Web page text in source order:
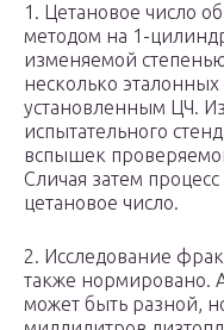
1. Цетановое число
методом на 1-
изменяемой
несколько
установленным ЦЧ.
испытательного
вспышек
Сличая затем
цетановое число.
2. Исследование
также нормировано.
может быть разной,